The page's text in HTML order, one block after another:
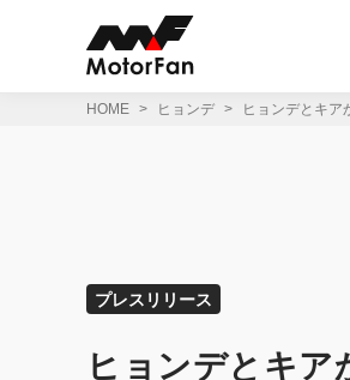
HOME ヒョンデ ヒョンデとキア
プレスリリース
ヒョンデとキア